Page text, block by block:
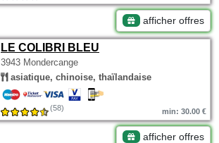
afficher offres
LE COLIBRI BLEU
3943 Mondercange
asiatique, chinoise, thaïlandaise
(58) min: 30.00 €
afficher offres